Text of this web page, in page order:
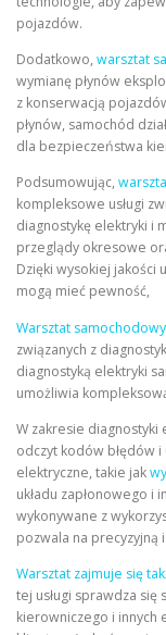
pojazdów.
Dodatkowo, warsztat
wymianę płynów
z konserwacją
płynów, samochód
dla bezpieczeństwa
Podsumowując,
kompleksowe usługi
diagnostykę elektryki i
przeglądy okresowe
Dzięki wysokiej jakości
mogą mieć pewność,
Warsztat samochodowy
związanych z
diagnostyką elektryki
umożliwia
W zakresie
odczyt kodów błędów
elektryczne, takie jak
układu zapłonowego i
wykonywane z
pozwala na precyzyjną
Warsztat zajmuje się
tej usługi sprawdza się
kierowniczego i innych